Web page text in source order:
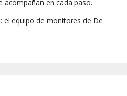
en cada paso.
el equipo de monitores de De
llevar por la aventura.